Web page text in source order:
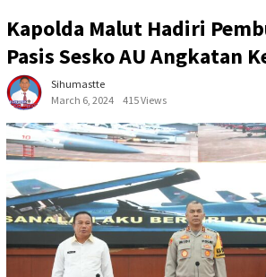
Kapolda Malut Hadiri
Pasis Sesko AU Angkatan
Sihumastte
March 6, 2024
415 Views